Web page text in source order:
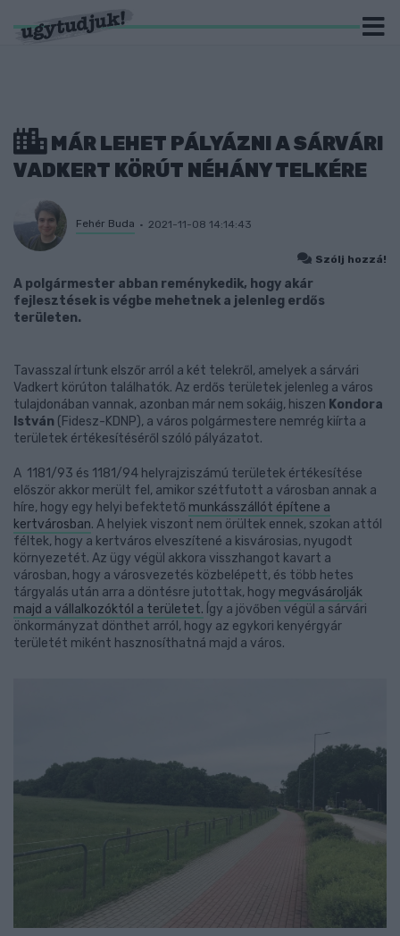
MÁR LEHET PÁLYÁZNI A SÁRVÁRI
VADKERT KÖRÚT NÉHÁNY TELKÉRE
Fehér Buda 2021-11-08 14:14:43
Szólj hozzá!
A polgármester abban reménykedik, hogy akár
fejlesztések is végbe mehetnek a jelenleg erdős
területen.
Tavasszal írtunk elszőr arról a két telekről, amelyek a sárvári
Vadkert körúton találhatók. Az erdős területek jelenleg a város
tulajdonában vannak, azonban már nem sokáig, hiszen Kondora
István (Fidesz-KDNP), a város polgármestere nemrég kiírta a
területek értékesítéséről szóló pályázatot.
A 1181/93 és 1181/94 helyrajziszámú területek értékesítése
először akkor merült fel, amikor szétfutott a városban annak a
híre, hogy egy helyi befektető munkásszállót építene a
kertvárosban. A helyiek viszont nem örültek ennek, szokan attól
féltek, hogy a kertváros elveszítené a kisvárosias, nyugodt
környezetét. Az ügy végül akkora visszhangot kavart a
városban, hogy a városvezetés közbelépett, és több hetes
tárgyalás után arra a döntésre jutottak, hogy megvásárolják
majd a vállalkozóktól a területet. Így a jövőben végül a sárvári
önkormányzat dönthet arról, hogy az egykori kenyérgyár
területét miként hasznosíthatná majd a város.